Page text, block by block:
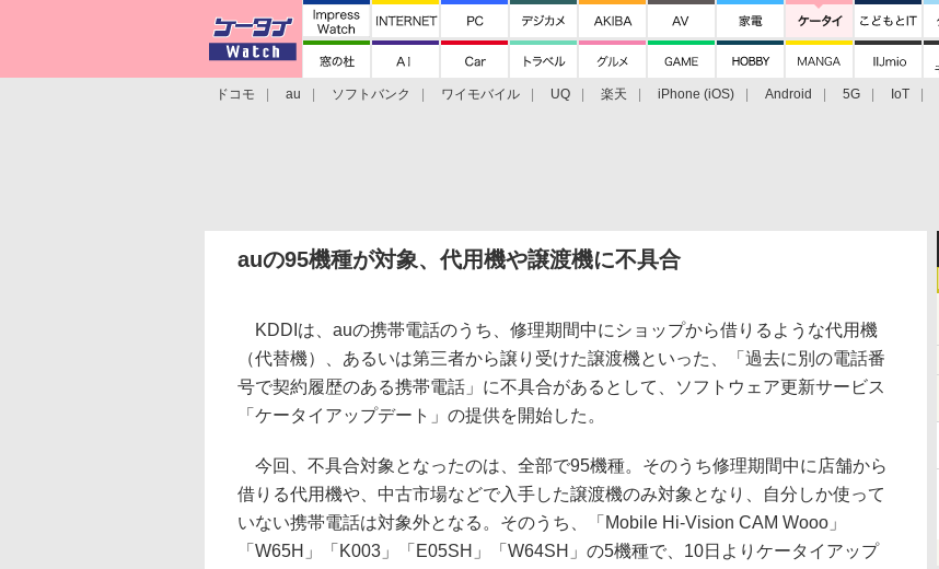
ドコモ au ソフトバンク ワイモバイル UQ 楽天 iPhone (iOS) Android 5G IoT
auの95機種が対象、代用機や譲渡機に不具合
KDDIは、auの携帯電話のうち、修理期間中にショップから借りるような代用機
（代替機）、あるいは第三者から譲り受けた譲渡機といった、「過去に別の電話番
号で契約履歴のある携帯電話」に不具合があるとして、ソフトウェア更新サービス
「ケータイアップデート」の提供を開始した。
今回、不具合対象となったのは、全部で95機種。そのうち修理期間中に店舗から
借りる代用機や、中古市場などで入手した譲渡機のみ対象となり、自分しか使って
いない携帯電話は対象外となる。そのうち、「Mobile Hi-Vision CAM Wooo」
「W65H」「K003」「E05SH」「W64SH」の5機種で、10日よりケータイアップ